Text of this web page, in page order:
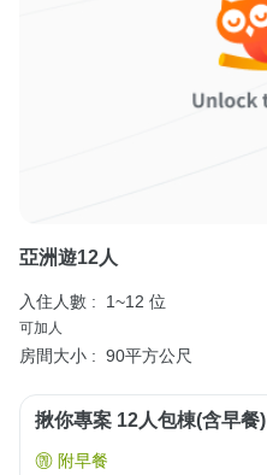
亞洲遊12人
入住人數 : 1~12 位
可加人
房間大小 : 90平方公尺
揪你專案 12人包棟(含早餐)
附早餐